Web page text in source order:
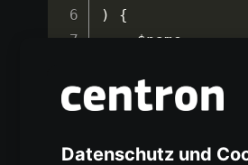
)
{
$name
$email =
$_POST [ 'email'